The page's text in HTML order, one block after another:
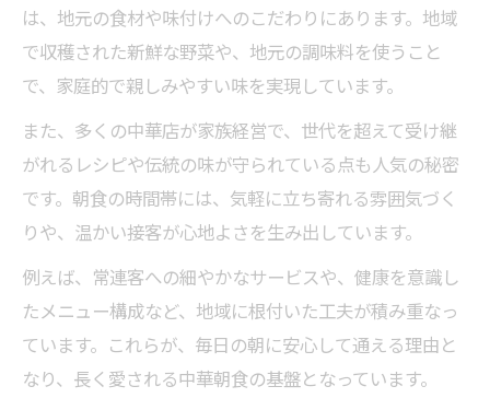
は、地元の食材や味付けへのこだわりにあります。地域
で収穫された新鮮な野菜や、地元の調味料を使うこと
で、家庭的で親しみやすい味を実現しています。
また、多くの中華店が家族経営で、世代を超えて受け継
がれるレシピや伝統の味が守られている点も人気の秘密
です。朝食の時間帯には、気軽に立ち寄れる雰囲気づく
りや、温かい接客が心地よさを生み出しています。
例えば、常連客への細やかなサービスや、健康を意識し
たメニュー構成など、地域に根付いた工夫が積み重なっ
ています。これらが、毎日の朝に安心して通える理由と
なり、長く愛される中華朝食の基盤となっています。